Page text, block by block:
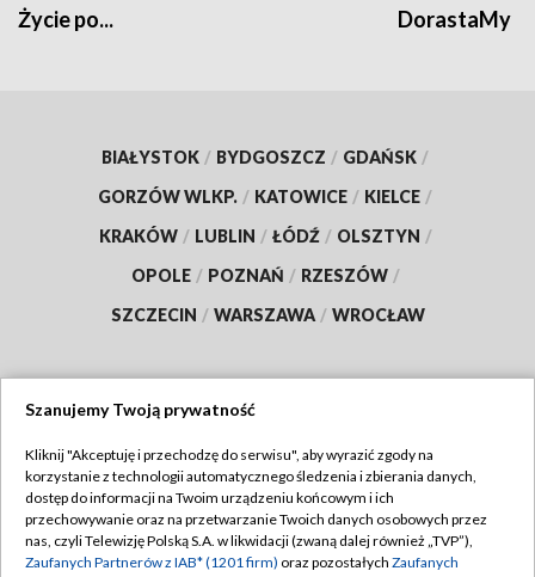
Życie po... DorastaMy
BIAŁYSTOK / BYDGOSZCZ / GDAŃSK /
GORZÓW WLKP. / KATOWICE / KIELCE /
KRAKÓW / LUBLIN / ŁÓDŹ / OLSZTYN /
OPOLE / POZNAŃ / RZESZÓW /
SZCZECIN / WARSZAWA / WROCŁAW
TVP
Abonament TVP
Emisja w TVP
Regulamin TVP
Polityka prywatności
Szanujemy Twoją prywatność
Kliknij "Akceptuję i przechodzę do serwisu", aby wyrazić zgody na
korzystanie z technologii automatycznego śledzenia i zbierania danych,
dostęp do informacji na Twoim urządzeniu końcowym i ich
przechowywanie oraz na przetwarzanie Twoich danych osobowych przez
nas, czyli Telewizję Polską S.A. w likwidacji (zwaną dalej również „TVP”),
Zaufanych Partnerów z IAB* (1201 firm) oraz pozostałych Zaufanych